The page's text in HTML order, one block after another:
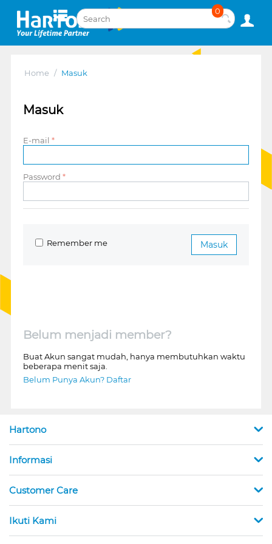
0
Home / Masuk
Masuk
E-mail
Password
Masuk
Remember me
Belum menjadi member?
Buat Akun sangat mudah, hanya membutuhkan waktu
beberapa menit saja.
Belum Punya Akun? Daftar
Hartono
Informasi
Customer Care
Ikuti Kami